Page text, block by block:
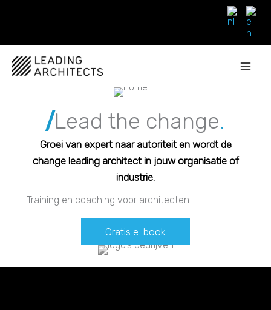
inhoud
/Lead the change.
Groei van expert naar autoriteit en wordt de
change leading architect in jouw organisatie of
industrie.
Training en coaching voor architecten.
Gratis e-book